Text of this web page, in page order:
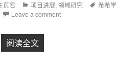
页君 Categories
项目进展,领域研究 Tags
希希学
Leave a comment
阅读全文